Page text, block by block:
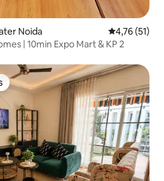
Noida
4,76 (51)
| 10min Expo Mart & KP 2